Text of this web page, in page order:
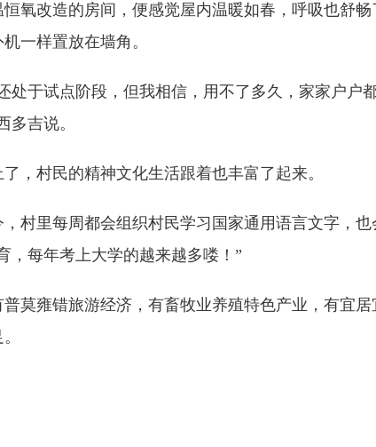
改造的房间，便感觉屋内温暖如春，呼吸也舒畅
一样置放在墙角。
于试点阶段，但我相信，用不了多久，家家户户
多吉说。
村民的精神文化生活跟着也丰富了起来。
里每周都会组织村民学习国家通用语言文字，也
，每年考上大学的越来越多喽！”
雍错旅游经济，有畜牧业养殖特色产业，有宜居